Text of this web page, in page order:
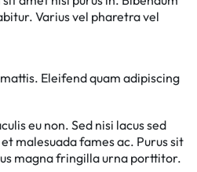
Varius vel pharetra vel
Eleifend quam adipiscing
eu non. Sed nisi lacus sed
malesuada fames ac. Purus sit
magna fringilla urna porttitor.